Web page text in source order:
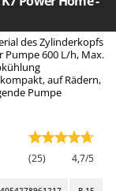
des Zylinderkopfs
600 L/h, Max.
auf Rädern,
Pumpe
(25) 4,7/5